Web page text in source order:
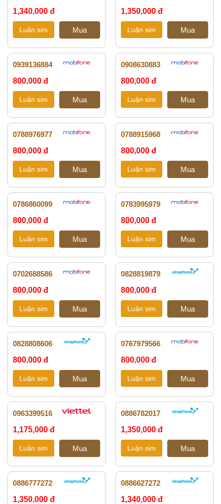
1,340,000 đ
1,350,000 đ
0939136884
800,000 đ
0908630883
800,000 đ
0788976977
800,000 đ
0788915968
800,000 đ
0786860099
800,000 đ
0783995979
800,000 đ
0702688586
800,000 đ
0828819879
800,000 đ
0828808606
800,000 đ
0767979566
800,000 đ
0963399516
1,175,000 đ
0886782017
1,350,000 đ
0886777272
1,350,000 đ
0886627272
1,340,000 đ